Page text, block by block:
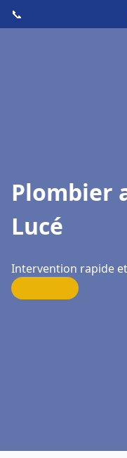
📞
Plombier
Lucé
Intervention rapide